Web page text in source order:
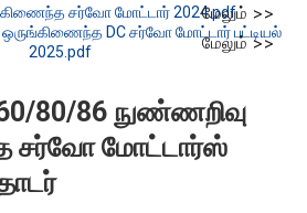
சர்வோ மோட்டார் 2024.pdfமேலும் >>
DC சர்வோ மோட்டார் பட்டியல்
2025.pdf
மேலும் >>
80/86 நுண்ணறிவு
சர்வோ மோட்டார்ஸ்